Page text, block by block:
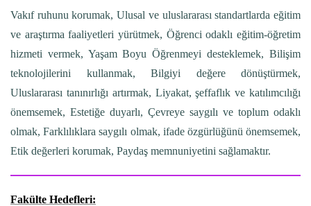
Vakıf ruhunu korumak, Ulusal ve uluslararası standartlarda eğitim
ve araştırma faaliyetleri yürütmek, Öğrenci odaklı eğitim-öğretim
hizmeti vermek, Yaşam Boyu Öğrenmeyi desteklemek, Bilişim
teknolojilerini kullanmak, Bilgiyi değere dönüştürmek,
Uluslararası tanınırlığı artırmak, Liyakat, şeffaflık ve katılımcılığı
önemsemek, Estetiğe duyarlı, Çevreye saygılı ve toplum odaklı
olmak, Farklılıklara saygılı olmak, ifade özgürlüğünü önemsemek,
Etik değerleri korumak, Paydaş memnuniyetini sağlamaktır.
Fakülte Hedefleri: